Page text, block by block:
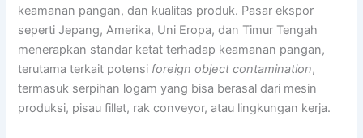
keamanan pangan, dan kualitas produk. Pasar ekspor
seperti Jepang, Amerika, Uni Eropa, dan Timur Tengah
menerapkan standar ketat terhadap keamanan pangan,
terutama terkait potensi foreign object contamination,
termasuk serpihan logam yang bisa berasal dari mesin
produksi, pisau fillet, rak conveyor, atau lingkungan kerja.